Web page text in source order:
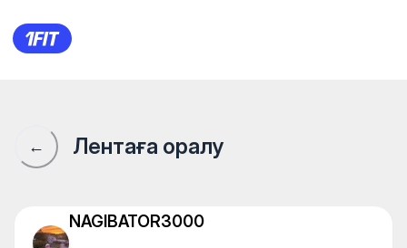
Я вот вам без всякой
← Лентаға оралу
NAGIBATOR3000